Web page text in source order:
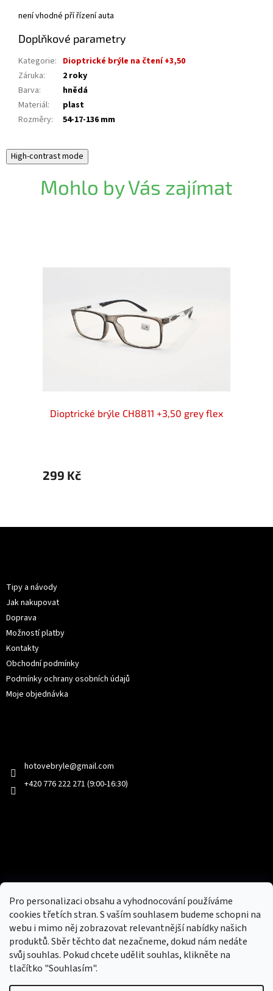
Pro personalizaci obsahu a vyhodnocování používáme
cookies třetích stran. S vaším souhlasem budeme schopni na
webu i mimo něj zobrazovat relevantnější nabídky našich
produktů. Sběr těchto dat nezačneme, dokud nám nedáte
svůj souhlas. Pokud chcete udělit souhlas, klikněte na
tlačítko "Souhlasím".
není vhodné pří řízení auta
Doplňkové parametry
Kategorie: Dioptrické brýle na čtení +3,50
Záruka:
2 roky
Barva:
hnědá
Materiál:
plast
Rozměry: 54-17-136 mm
High-contrast mode
Mohlo by Vás zajímat
Dioptrické brýle CH8811 +3,50 grey flex
299 Kč
Tipy a návody
Jak nakupovat
Doprava
Možností platby
Kontakty
Obchodní podmínky
Podmínky ochrany osobních údajů
Moje objednávka
hotovebryle@gmail.com
+420 776 222 271 (9:00-16:30)
Nový obchod s batohy, cestovními zavazadly, tašky a peněženky